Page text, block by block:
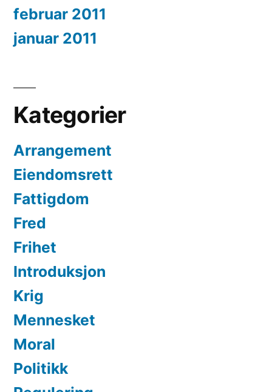
februar 2011
januar 2011
Kategorier
Arrangement
Eiendomsrett
Fattigdom
Fred
Frihet
Introduksjon
Krig
Mennesket
Moral
Politikk